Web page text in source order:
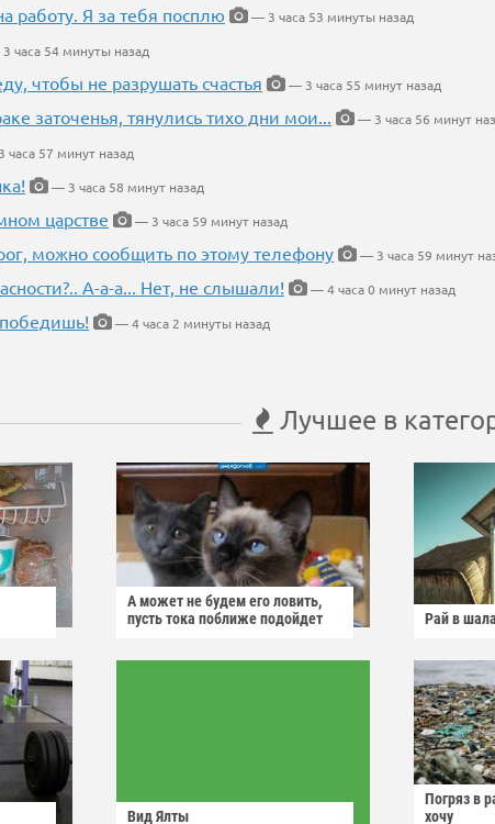
работу. Я за тебя посплю
— 3 часа 53 минуты назад
часа 54 минуты назад
чтобы не разрушать счастья
— 3 часа 55 минут назад
заточенья, тянулись тихо дни мои...
— 3 часа 56 минут
часа 57 минут назад
— 3 часа 58 минут назад
царстве
— 3 часа 59 минут назад
можно сообщить по этому телефону
— 3 часа 59 минут
А-а-а... Нет, не слышали!
— 4 часа 0 минут назад
— 4 часа 2 минуты назад
Лучшее в
А может не будем его ловить,
пусть тока поближе подойдет
Рай в
Вид Ялты
Погряз в
хочу